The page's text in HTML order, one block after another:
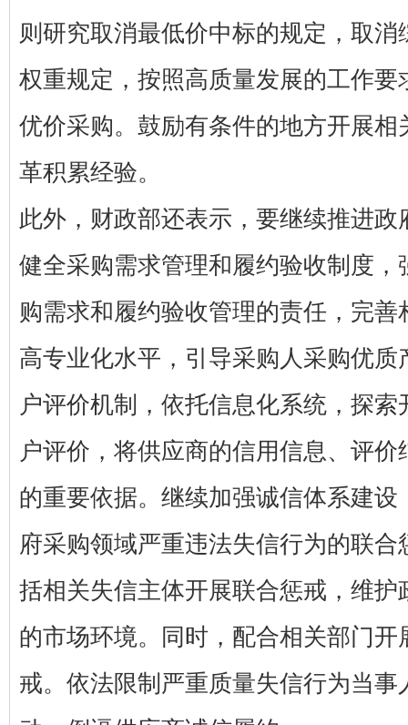
则研究取消最低价中标的规定，取消
权重规定，按照高质量发展的工作要
优价采购。鼓励有条件的地方开展相
革积累经验。
此外，财政部还表示，要继续推进政
健全采购需求管理和履约验收制度，
购需求和履约验收管理的责任，完善
高专业化水平，引导采购人采购优质
户评价机制，依托信息化系统，探
户评价，将供应商的信用信息、评
的重要依据。继续加强诚信体系建设
府采购领域严重违法失信行为的联合
括相关失信主体开展联合惩戒，维护
的市场环境。同时，配合相关部门开
戒。依法限制严重质量失信行为当事